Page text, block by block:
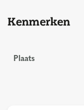
Kenmerken
Plaats